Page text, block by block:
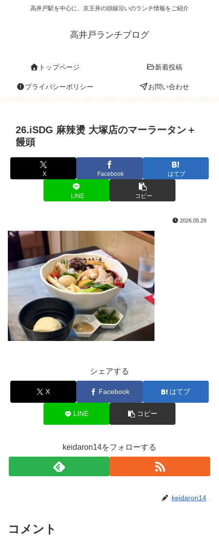
高井戸駅を中心に、京王井の頭線沿いのランチ情報をご紹介
高井戸ランチブログ
トップページ 新着投稿
プライバシーポリシー お問い合わせ
26.iSDG 麻辣燙 大塚店のマーラータン＋
饅頭
X Facebook はてブ
LINE コピー
2026.05.29
シェアする
X Facebook はてブ
LINE コピー
keidaron14をフォローする
keidaron14
コメント